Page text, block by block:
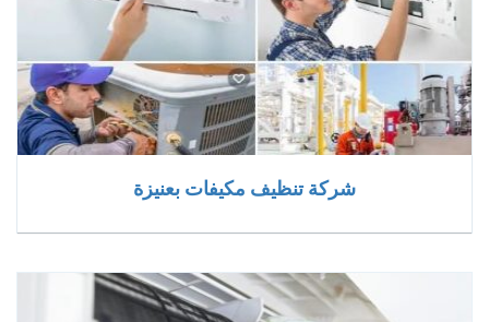
شركة تنظيف مكيفات بعنيزة